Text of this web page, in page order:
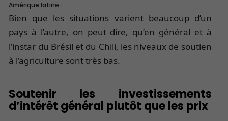
Amérique latine :
Bien que les situations varient beaucoup d’un
pays à l’autre, on peut dire, qu’en général et à
l’instar du Brésil et du Chili, les niveaux de soutien
à l’agriculture sont très bas.
Soutenir les investissements
d’intérêt général plutôt que les prix